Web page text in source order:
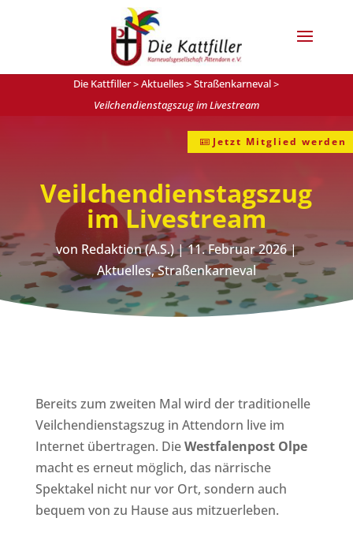
Die Kattfiller>Aktuelles>Straßenkarneval>
Veilchendienstagszug im Livestream
Jetzt Mitglied werden
Veilchendienstagszug
im Livestream
von Redaktion (A.S.)|11. Februar 2026|
Aktuelles,Straßenkarneval
Bereits zum zweiten Mal wird der traditionelle
Veilchendienstagszug in Attendorn live im
Internet übertragen. DieWestfalenpost Olpe
macht es erneut möglich, das närrische
Spektakel nicht nur vor Ort, sondern auch
bequem von zu Hause aus mitzuerleben.